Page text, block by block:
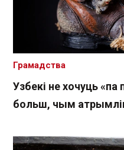
Узбекі не хочуць
больш, чым
Грамадства